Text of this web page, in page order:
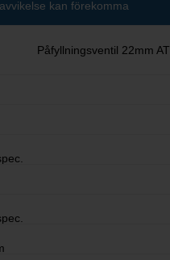
kan förekomma
Påfyllningsventil 22mm AT